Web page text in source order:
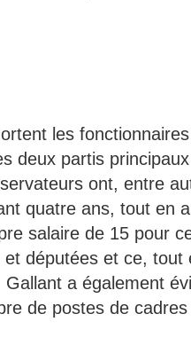
les
deux partis principaux
ont, entre
quatre ans, tout en
salaire de 15 pour
députées et ce, tout
a également
de postes de